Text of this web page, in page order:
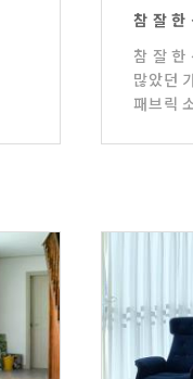
참 잘 한
참 잘 한
많았던
패브릭